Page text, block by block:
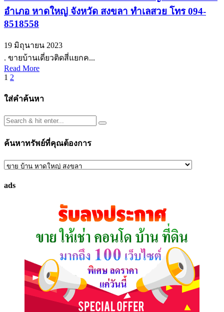
อำเภอ หาดใหญ่ จังหวัด สงขลา ทำเลสวย โทร 094-
8518558
19 มิถุนายน 2023
. ขายบ้านเดี่ยวติดสี่แยกค...
Read More
Posts
pagination
1 2
ใส่คำค้นหา
ค้นหาทรัพย์ที่คุณต้องการ
ค้นหา
ที่
ads